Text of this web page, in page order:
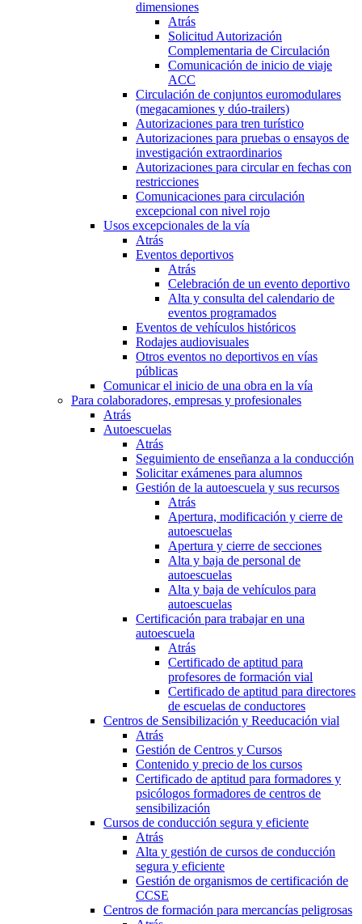
dimensiones
Atrás
Solicitud Autorización
Complementaria de Circulación
Comunicación de inicio de viaje
ACC
Circulación de conjuntos euromodulares
(megacamiones y dúo-trailers)
Autorizaciones para tren turístico
Autorizaciones para pruebas o ensayos de
investigación extraordinarios
Autorizaciones para circular en fechas con
restricciones
Comunicaciones para circulación
excepcional con nivel rojo
Usos excepcionales de la vía
Atrás
Eventos deportivos
Atrás
Celebración de un evento deportivo
Alta y consulta del calendario de
eventos programados
Eventos de vehículos históricos
Rodajes audiovisuales
Otros eventos no deportivos en vías
públicas
Comunicar el inicio de una obra en la vía
Para colaboradores, empresas y profesionales
Atrás
Autoescuelas
Atrás
Seguimiento de enseñanza a la conducción
Solicitar exámenes para alumnos
Gestión de la autoescuela y sus recursos
Atrás
Apertura, modificación y cierre de
autoescuelas
Apertura y cierre de secciones
Alta y baja de personal de
autoescuelas
Alta y baja de vehículos para
autoescuelas
Certificación para trabajar en una
autoescuela
Atrás
Certificado de aptitud para
profesores de formación vial
Certificado de aptitud para directores
de escuelas de conductores
Centros de Sensibilización y Reeducación vial
Atrás
Gestión de Centros y Cursos
Contenido y precio de los cursos
Certificado de aptitud para formadores y
psicólogos formadores de centros de
sensibilización
Cursos de conducción segura y eficiente
Atrás
Alta y gestión de cursos de conducción
segura y eficiente
Gestión de organismos de certificación de
CCSE
Centros de formación para mercancías peligrosas